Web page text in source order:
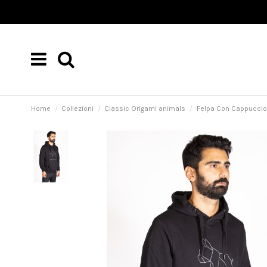
Home Collezioni Classic Origami animals Felpa Con